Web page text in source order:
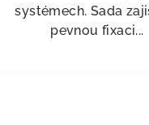
systémech. Sada
pevnou fixaci...